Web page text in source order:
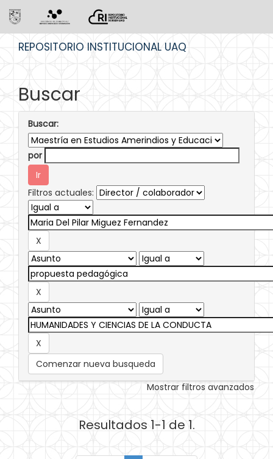
REPOSITORIO INSTITUCIONAL UAQ
Buscar
Buscar:
por
Filtros actuales:
Comenzar nueva busqueda
Mostrar filtros avanzados
Resultados 1-1 de 1.